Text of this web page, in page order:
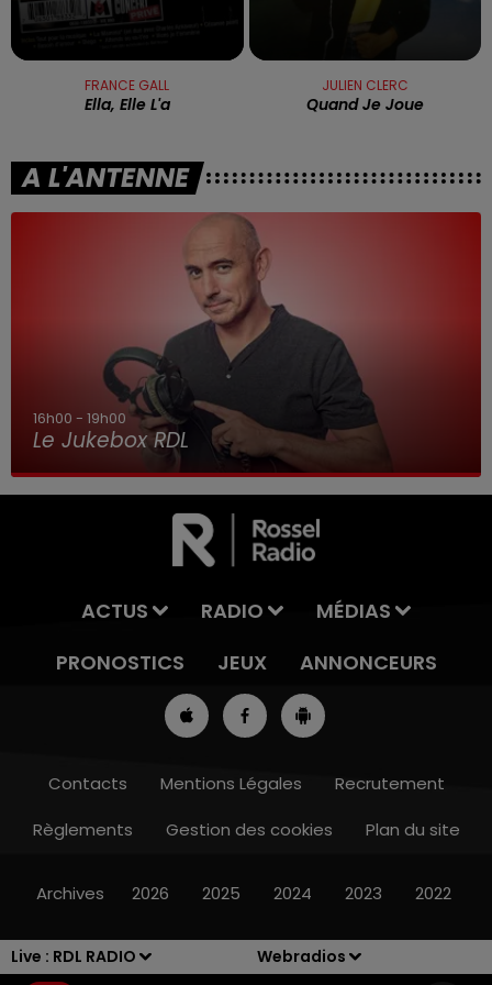
Live : RDL RADIO Webradios
13h00 - 16h00
FRANCE GALL
Ella, Elle L'a
JULIEN CLERC
Quand Je Joue
A L'ANTENNE
7h00 - 10h00
Debout c'est l'heure
ACTUS RADIO
MÉDIAS
PRONOSTICS
JEUX ANNONCEURS
Contacts Mentions Légales
Recrutement
Règlements
Gestion des cookies Plan du site
Archives 2026 2025 2024 2023 2022